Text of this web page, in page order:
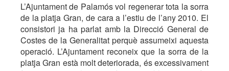
L’Ajuntament de Palamós vol regenerar tota la sorra
de la platja Gran, de cara a l’estiu de l’any 2010. El
consistori ja ha parlat amb la Direcció General de
Costes de la Generalitat perquè assumeixi aquesta
operació. L’Ajuntament reconeix que la sorra de la
platja Gran està molt deteriorada, és excessivament